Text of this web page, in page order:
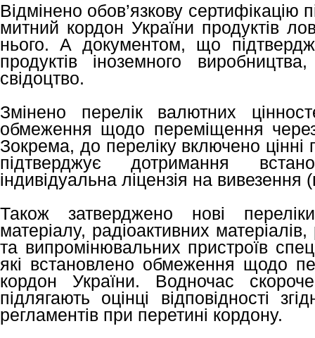
Відмінено обов’язкову сертифікацію
митний кордон України продуктів
нього. А документом, що
продуктів іноземного
свідоцтво.
Змінено перелік валютних
обмеження щодо переміщення
Зокрема, до переліку включено
підтверджує дотримання
індивідуальна ліцензія на
Також затверджено нові
матеріалу, радіоактивних
та випромінювальних пристроїв
які встановлено обмеження щодо
кордон України. Водночас
підлягають оцінці відповідності
регламентів при перетині кордону.